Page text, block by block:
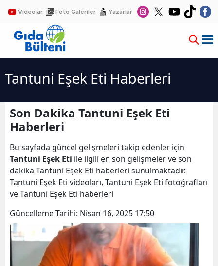
Videolar Foto Galeriler Yazarlar
Tantuni Eşek Eti Haberleri
Son Dakika Tantuni Eşek Eti
Haberleri
Bu sayfada güncel gelişmeleri takip edenler için
Tantuni Eşek Eti ile ilgili en son gelişmeler ve son
dakika Tantuni Eşek Eti haberleri sunulmaktadır.
Tantuni Eşek Eti videoları, Tantuni Eşek Eti fotoğrafları
ve Tantuni Eşek Eti haberleri
Güncelleme Tarihi: Nisan 16, 2025 17:50